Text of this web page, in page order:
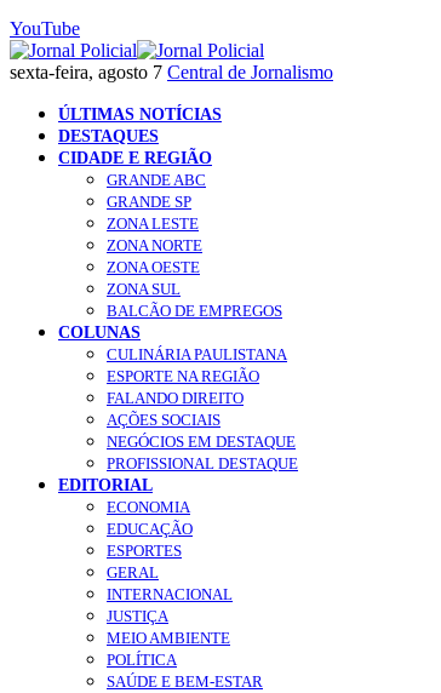
YouTube
sexta-feira, agosto 7 Central de Jornalismo
ÚLTIMAS NOTÍCIAS
DESTAQUES
CIDADE E REGIÃO
GRANDE ABC
GRANDE SP
ZONA LESTE
ZONA NORTE
ZONA OESTE
ZONA SUL
BALCÃO DE EMPREGOS
COLUNAS
CULINÁRIA PAULISTANA
ESPORTE NA REGIÃO
FALANDO DIREITO
AÇÕES SOCIAIS
NEGÓCIOS EM DESTAQUE
PROFISSIONAL DESTAQUE
EDITORIAL
ECONOMIA
EDUCAÇÃO
ESPORTES
GERAL
INTERNACIONAL
JUSTIÇA
MEIO AMBIENTE
POLÍTICA
SAÚDE E BEM-ESTAR